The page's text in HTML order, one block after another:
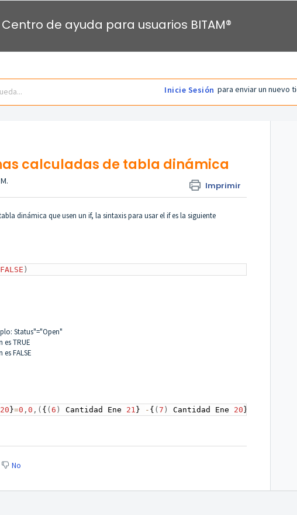
Centro de ayuda para usuarios BITAM®
Inicie Sesión para enviar un nuevo
calculadas de tabla dinámica
Imprimir
dinámica que usen un if, la sintaxis para usar el if es la siguiente
FALSE )
Status"="Open"
TRUE
FALSE
20}=0 ,0 , ( { (6 ) Cantidad Ene 21 } - { (7 ) Cantidad Ene 20}
No